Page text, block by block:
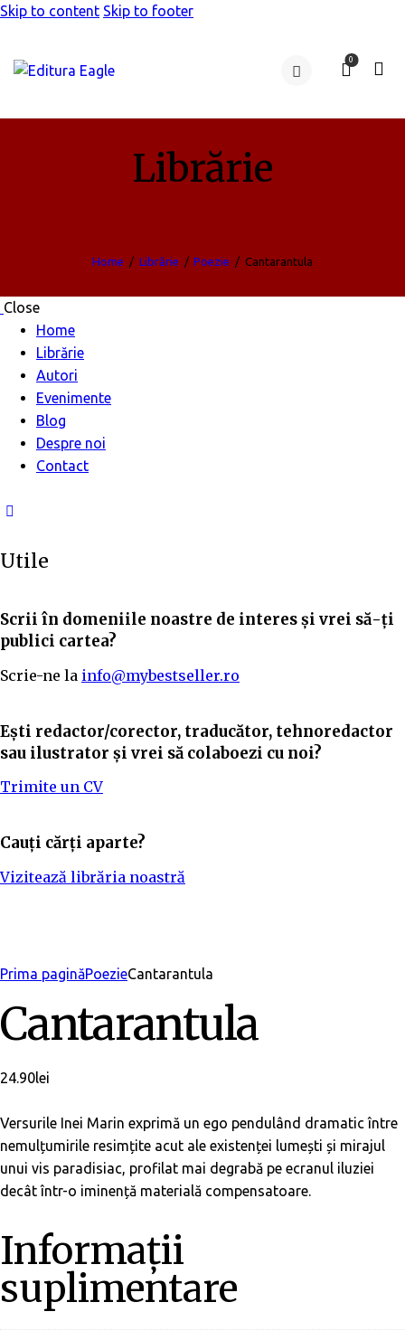
Skip to content Skip to footer
0
Librărie
Home Librărie Poezie Cantarantula
Close
Home
Librărie
Autori
Evenimente
Blog
Despre noi
Contact
Utile
Scrii în domeniile noastre de interes și vrei să-ți
publici cartea?
Scrie-ne la info@mybestseller.ro
Ești redactor/corector, traducător, tehnoredactor
sau ilustrator și vrei să colaboezi cu noi?
Trimite un CV
Cauți cărți aparte?
Vizitează librăria noastră
Prima paginăPoezieCantarantula
Cantarantula
24.90lei
Versurile Inei Marin exprimă un ego pendulând dramatic între
nemulțumirile resimțite acut ale existenței lumești și mirajul
unui vis paradisiac, profilat mai degrabă pe ecranul iluziei
decât într-o iminență materială compensatoare.
Informații
suplimentare